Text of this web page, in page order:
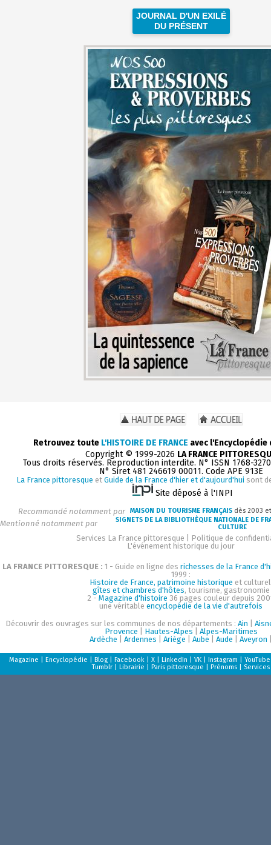
JOURNAL D'UN EXILÉ
DU PRÉSENT
Retrouvez toute L'HISTOIRE DE FRANCE avec
Copyright © 1999-2026 LA FRANCE
Tous droits réservés. Reproduction interdite. N° ISSN 1768-
N° Siret 481 246619 00011. Code APE 913E
La France pittoresque et Guide de la France d'hier et d'aujourd'hui sont
Site déposé à l'INPI
Recommandé notamment par MAISON DU TOURISME FRANÇAIS dès 2003
Mentionné notamment par
SIGNETS DE LA BIBLIOTHÈQUE NATIONALE DE
CULTURE
Services La France pittoresque
Politique de
L'événement historique du jour
LA FRANCE PITTORESQUE : 1 - Guide en ligne des richesses de la France
1999 :
Histoire de France, patrimoine historique et
gîtes et chambres d'hôtes, tourisme, gastronomie
2 - Magazine d'histoire 36 pages couleur depuis
une véritableencyclopédie de la vie d'autrefois
Découvrir des ouvrages sur les communes de nos départements :Ain |
Provence
Hautes-Alpes
Alpes-Maritimes
Ardèche |Ardennes |Ariège |Aube |Aude |Aveyron
Magazine |Encyclopédie |Blog |Facebook |X |LinkedIn |VK |Instagram |YouTube
Tumblr |Librairie |Paris pittoresque |Prénoms Services